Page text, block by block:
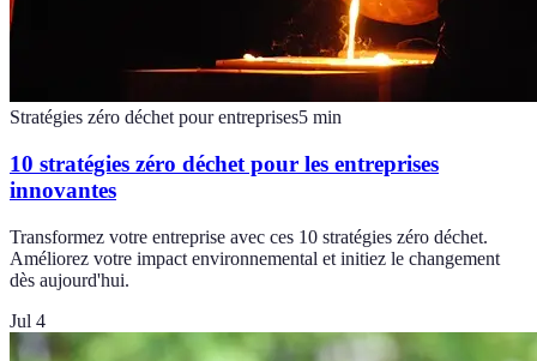
Stratégies zéro déchet pour entreprises5 min
10 stratégies zéro déchet pour les entreprises
innovantes
Transformez votre entreprise avec ces 10 stratégies zéro déchet.
Améliorez votre impact environnemental et initiez le changement
dès aujourd'hui.
Jul 4